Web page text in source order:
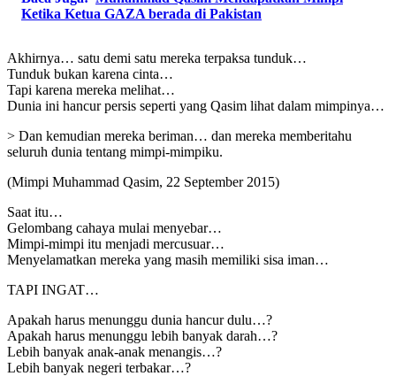
Ketika Ketua GAZA berada di Pakistan
Akhirnya… satu demi satu mereka terpaksa tunduk…
Tunduk bukan karena cinta…
Tapi karena mereka melihat…
Dunia ini hancur persis seperti yang Qasim lihat dalam mimpinya…
> Dan kemudian mereka beriman… dan mereka memberitahu
seluruh dunia tentang mimpi-mimpiku.
(Mimpi Muhammad Qasim, 22 September 2015)
Saat itu…
Gelombang cahaya mulai menyebar…
Mimpi-mimpi itu menjadi mercusuar…
Menyelamatkan mereka yang masih memiliki sisa iman…
TAPI INGAT…
Apakah harus menunggu dunia hancur dulu…?
Apakah harus menunggu lebih banyak darah…?
Lebih banyak anak-anak menangis…?
Lebih banyak negeri terbakar…?